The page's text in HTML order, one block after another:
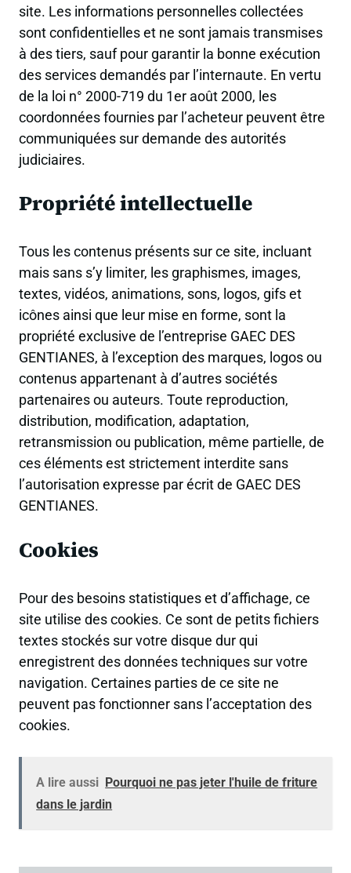
site. Les informations personnelles collectées
sont confidentielles et ne sont jamais transmises
à des tiers, sauf pour garantir la bonne exécution
des services demandés par l’internaute. En vertu
de la loi n° 2000-719 du 1er août 2000, les
coordonnées fournies par l’acheteur peuvent être
communiquées sur demande des autorités
judiciaires.
Propriété intellectuelle
Tous les contenus présents sur ce site, incluant
mais sans s’y limiter, les graphismes, images,
textes, vidéos, animations, sons, logos, gifs et
icônes ainsi que leur mise en forme, sont la
propriété exclusive de l’entreprise GAEC DES
GENTIANES, à l’exception des marques, logos ou
contenus appartenant à d’autres sociétés
partenaires ou auteurs. Toute reproduction,
distribution, modification, adaptation,
retransmission ou publication, même partielle, de
ces éléments est strictement interdite sans
l’autorisation expresse par écrit de GAEC DES
GENTIANES.
Cookies
Pour des besoins statistiques et d’affichage, ce
site utilise des cookies. Ce sont de petits fichiers
textes stockés sur votre disque dur qui
enregistrent des données techniques sur votre
navigation. Certaines parties de ce site ne
peuvent pas fonctionner sans l’acceptation des
cookies.
A lire aussi Pourquoi ne pas jeter l'huile de friture
dans le jardin